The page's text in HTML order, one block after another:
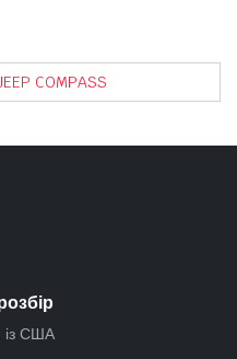
COMPASS
із США